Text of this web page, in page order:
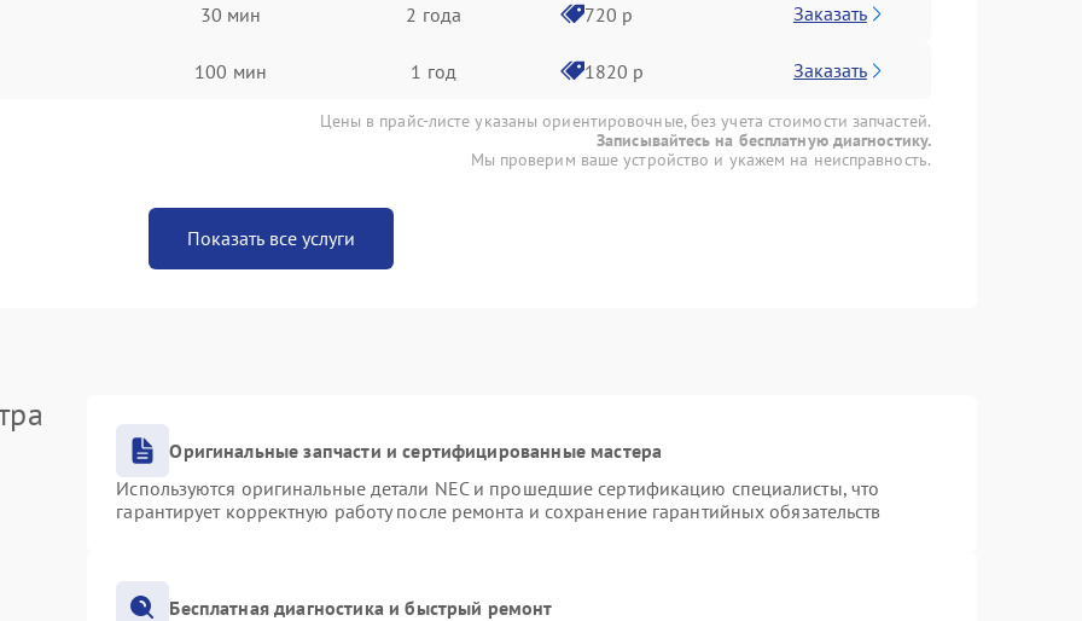
30 мин 2 года 720 р Заказать
100 мин 1 год 1820 р Заказать
Цены в прайс-листе указаны ориентировочные, без учета стоимости запчастей.
Записывайтесь на бесплатную диагностику.
Мы проверим ваше устройство и укажем на неисправность.
Показать все услуги
Оригинальные запчасти и сертифицированные мастера
Используются оригинальные детали NEC и прошедшие сертификацию специалисты, что
гарантирует корректную работу после ремонта и сохранение гарантийных обязательств
Бесплатная диагностика и быстрый ремонт